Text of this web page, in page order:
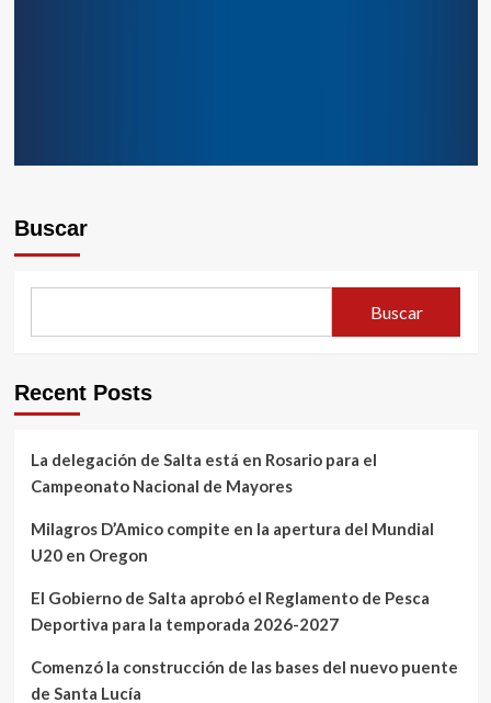
Buscar
Buscar
Recent Posts
La delegación de Salta está en Rosario para el
Campeonato Nacional de Mayores
Milagros D’Amico compite en la apertura del Mundial
U20 en Oregon
El Gobierno de Salta aprobó el Reglamento de Pesca
Deportiva para la temporada 2026-2027
Comenzó la construcción de las bases del nuevo puente
de Santa Lucía